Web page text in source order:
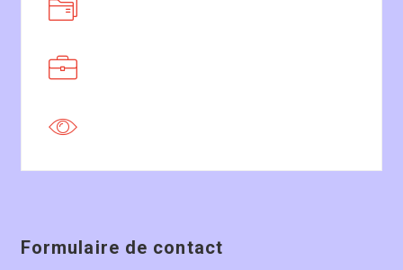
Formulaire de contact